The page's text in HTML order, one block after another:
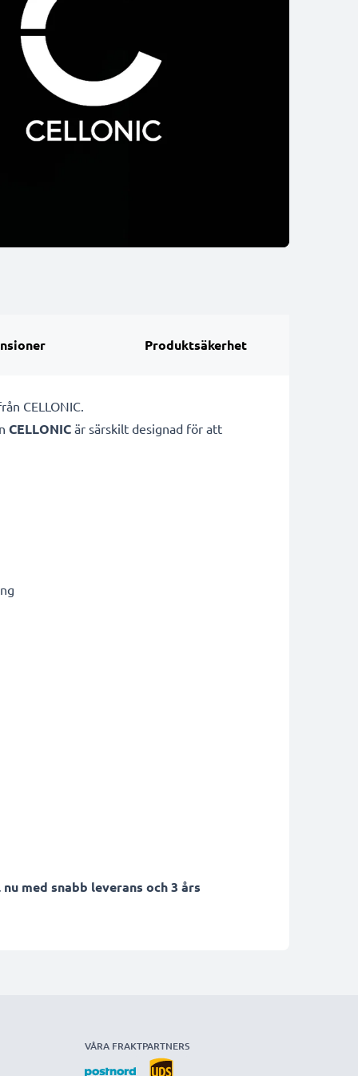
Produktsäkerhet
CELLONIC.
CELLONIC är särskilt designad för att
med snabb leverans och 3 års
VÅRA FRAKTPARTNERS